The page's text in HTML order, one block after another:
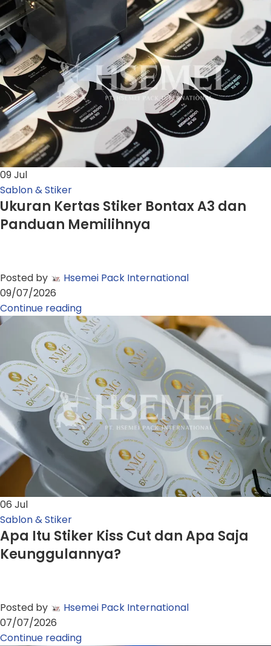
09Jul
Sablon & Stiker
Ukuran Kertas Stiker Bontax A3 dan
Panduan Memilihnya
Posted by
Hsemei Pack International
09/07/2026
Continue reading
06 Jul
Sablon & Stiker
Apa Itu Stiker Kiss Cut dan Apa Saja
Keunggulannya?
Posted by
Hsemei Pack International
07/07/2026
Continue reading